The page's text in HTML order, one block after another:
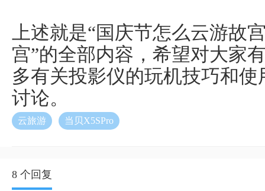
上述就是“国庆节怎么云游故
宫”的全部内容，希望对大家
多有关投影仪的玩机技巧和
讨论。
云旅游 当贝X5SPro
8 个回复